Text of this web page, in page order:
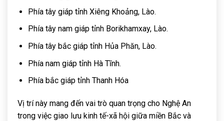
Phía tây giáp tỉnh Xiêng Khoảng, Lào.
Phía tây nam giáp tỉnh Borikhamxay, Lào.
Phía tây bắc giáp tỉnh Hủa Phăn, Lào.
Phía nam giáp tỉnh Hà Tĩnh.
Phía bắc giáp tỉnh Thanh Hóa
Vị trí này mang đến vai trò quan trọng cho Nghệ An
trong việc giao lưu kinh tế-xã hội giữa miền Bắc và